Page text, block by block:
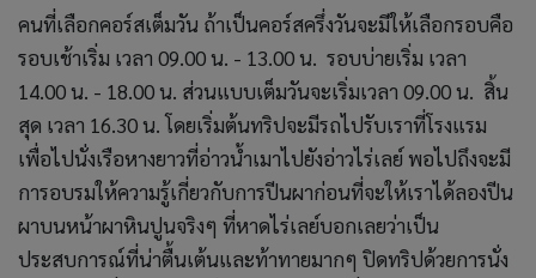
คนที่เลือกคอร์สเต็มวัน ถ้าเป็นคอร์สครึ่งวันจะมีให้เลือกรอบคือ
รอบเช้าเริ่ม เวลา 09.00 น. - 13.00 น. รอบบ่ายเริ่ม เวลา
14.00 น. - 18.00 น. ส่วนแบบเต็มวันจะเริ่มเวลา 09.00 น. สิ้น
สุด เวลา 16.30 น. โดยเริ่มต้นทริปจะมีรถไปรับเราที่โรงแรม
เพื่อไปนั่งเรือหางยาวที่อ่าวน้ำเมาไปยังอ่าวไร่เลย์ พอไปถึงจะมี
การอบรมให้ความรู้เกี่ยวกับการปีนผาก่อนที่จะให้เราได้ลองปีน
ผาบนหน้าผาหินปูนจริงๆ ที่หาดไร่เลย์บอกเลยว่าเป็น
ประสบการณ์ที่น่าตื้นเต้นและท้าทายมากๆ ปิดทริปด้วยการนั่ง